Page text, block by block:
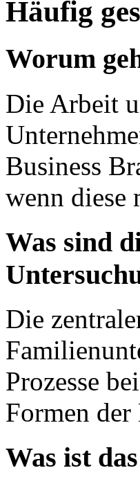
Häufig
Worum
Die Arbeit
Business
wenn diese
Was sind
Die
Prozesse
Formen der
Was ist